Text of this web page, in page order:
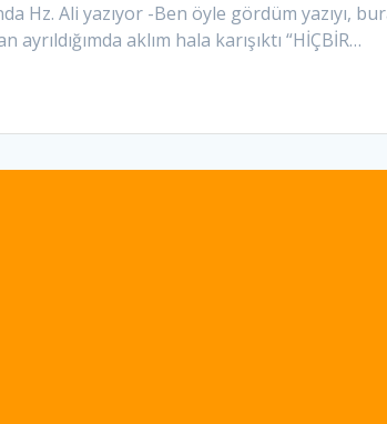
Hz. Ali yazıyor -Ben öyle gördüm yazıyı,
aklım hala karışıktı “HİÇBİR…